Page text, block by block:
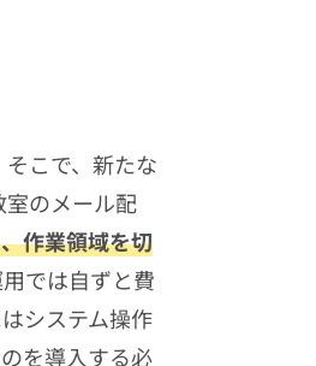
こで、新たな
室のメール配
作業領域を切
では自ずと費
システム操作
を導入する必